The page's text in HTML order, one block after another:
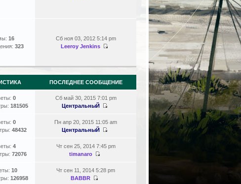
16
323
Сб ноя 03, 2012 5:14 pm
Leeroy Jenkins
ПОСЛЕДНЕЕ СООБЩЕНИЕ
0
181505
Сб май 30, 2015 7:01 pm
ЦентральныЙ
0
48432
Пн апр 20, 2015 11:05 am
ЦентральныЙ
4
72076
Чт сен 25, 2014 7:45 pm
timanaro
10
126958
Чт сен 11, 2014 5:28 pm
BABBR